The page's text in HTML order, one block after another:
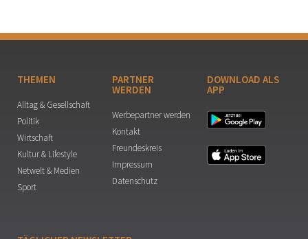
THEMEN
Alltag & Gesellschaft
Politik
Wirtschaft
Kultur & Lifestyle
Netwelt & Medien
Sport
PARTNER
WERDEN
Werbepartner werden
Kontakt
Freundeskreis
Impressum
Datenschutz
DOWNLOAD ALS
APP